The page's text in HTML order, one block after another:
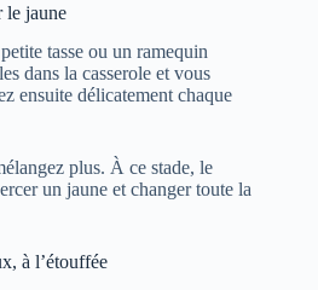
le jaune
tasse ou un ramequin
dans la casserole et vous
ensuite délicatement chaque
plus. À ce stade, le
un jaune et changer toute la
à l’étouffée